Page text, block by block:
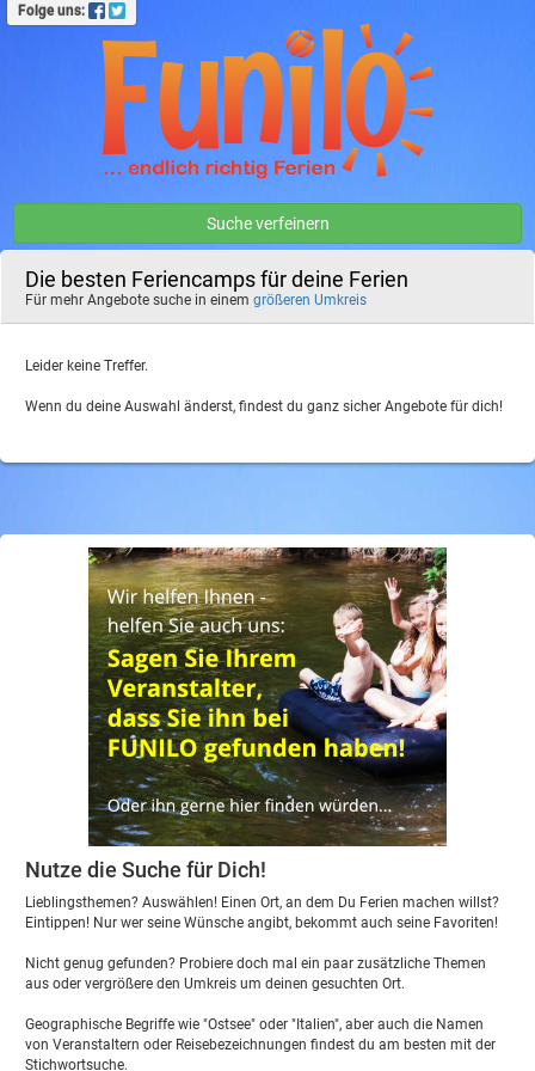
Folge uns:
Suche verfeinern
Die besten Feriencamps für deine Ferien
Für mehr Angebote suche in einem größeren Umkreis
Leider keine Treffer.
Wenn du deine Auswahl änderst, findest du ganz sicher Angebote für dich!
Nutze die Suche für Dich!
Lieblingsthemen? Auswählen! Einen Ort, an dem Du Ferien machen willst?
Eintippen! Nur wer seine Wünsche angibt, bekommt auch seine Favoriten!
Nicht genug gefunden? Probiere doch mal ein paar zusätzliche Themen
aus oder vergrößere den Umkreis um deinen gesuchten Ort.
Geographische Begriffe wie "Ostsee" oder "Italien", aber auch die Namen
von Veranstaltern oder Reisebezeichnungen findest du am besten mit der
Stichwortsuche.